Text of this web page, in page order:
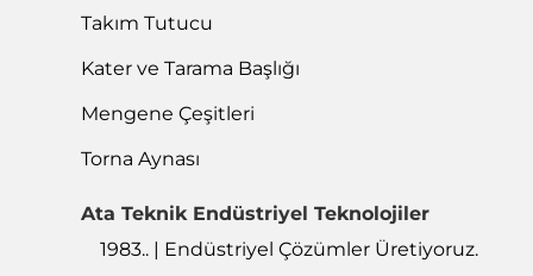
Takım Tutucu
Kater ve Tarama Başlığı
Mengene Çeşitleri
Torna Aynası
Ata Teknik Endüstriyel Teknolojiler
1983.. | Endüstriyel Çözümler Üretiyoruz.